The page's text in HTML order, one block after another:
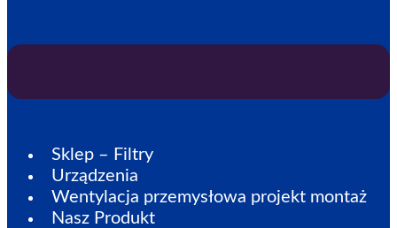
Sklep – Filtry
Urządzenia
Wentylacja przemysłowa projekt montaż
Nasz Produkt